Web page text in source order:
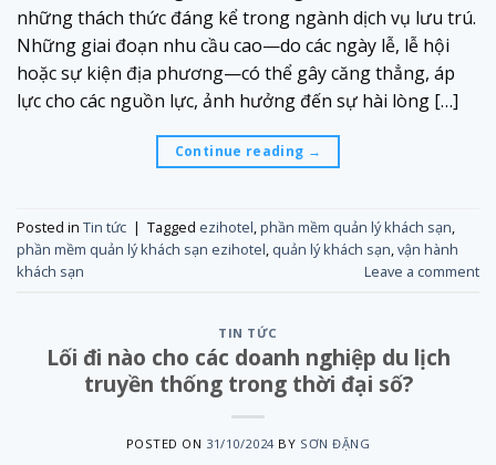
những thách thức đáng kể trong ngành dịch vụ lưu trú.
Những giai đoạn nhu cầu cao—do các ngày lễ, lễ hội
hoặc sự kiện địa phương—có thể gây căng thẳng, áp
lực cho các nguồn lực, ảnh hưởng đến sự hài lòng […]
Continue reading →
Posted in Tin tức | Tagged ezihotel,phần mềm quản lý khách sạn,
phần mềm quản lý khách sạn ezihotel, quản lý khách sạn,vận hành
khách sạn
Leave a comment
TIN TỨC
Lối đi nào cho các doanh nghiệp du lịch
truyền thống trong thời đại số?
POSTED ON 31/10/2024BY SƠN ĐẶNG